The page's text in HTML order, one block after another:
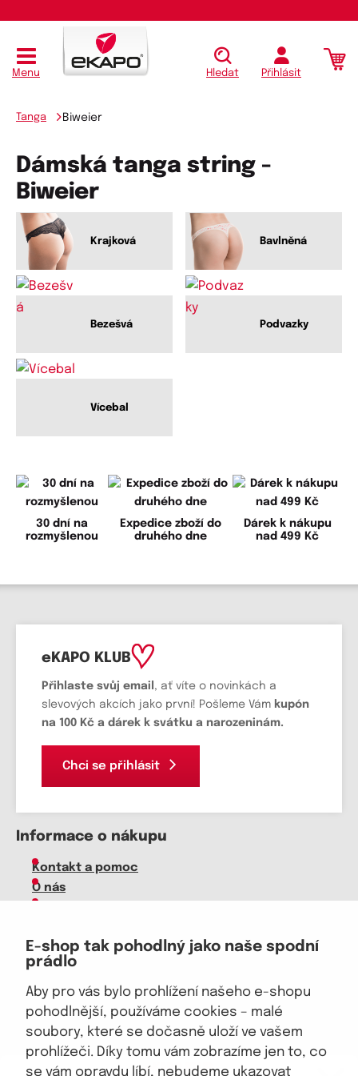
E-shop tak pohodlný jako naše spodní
prádlo
Aby pro vás bylo prohlížení našeho e-shopu
pohodlnější, používáme cookies – malé
soubory, které se dočasně uloží ve vašem
prohlížeči. Díky tomu vám zobrazíme jen to, co
se vám opravdu líbí, nebudeme ukazovat
Menu Hledat Přihlásit
Tanga Biweier
Dámská tanga string -
Biweier
Krajková Bavlněná
Bezešvá Podvazky
Vícebal
30 dní na
rozmyšlenou
Expedice zboží do
druhého dne
Dárek k nákupu
nad 499 Kč
eKAPO KLUB
Přihlaste svůj email , ať víte o novinkách a
slevových akcích jako první! Pošleme Vám kupón
na 100 Kč a dárek k svátku a narozeninám.
Chci se přihlásit
Informace o nákupu
Kontakt a pomoc
O nás
Velkoobchod
Vrácení zboží, reklamace
Obchodní podmínky
Průvodce spokojené ženy
Staňte se naším fanouškem
eKAPO KLUB